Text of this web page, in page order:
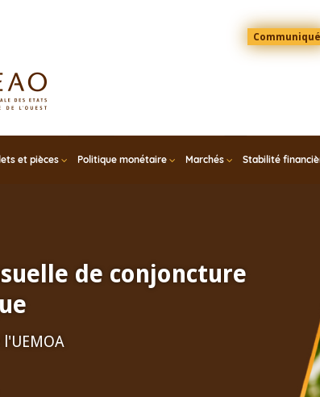
Menu
Top
Communiqué
et pièces Politique monétaire Marchés Stabilité
de conjoncture